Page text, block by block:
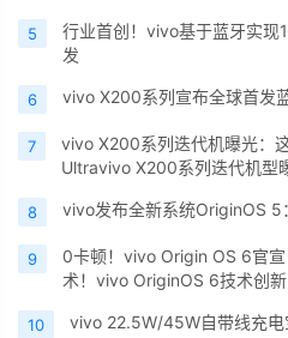
5
行业首创！vivo基于蓝牙实
发
6 vivo X200系列宣布全球首发
7
vivo X200系列迭代机曝光：
Ultravivo X200系列迭代机型
8 vivo发布全新系统OriginOS
9
0卡顿！vivo Origin OS 6官
术！vivo OriginOS 6技术创
10
vivo 22.5W/45W自带线充